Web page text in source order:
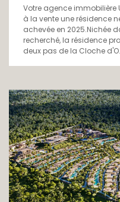
Votre agence immobilière
à la vente une résidence
achevée en 2025.Nichée
recherché, la résidence
deux pas de la Cloche